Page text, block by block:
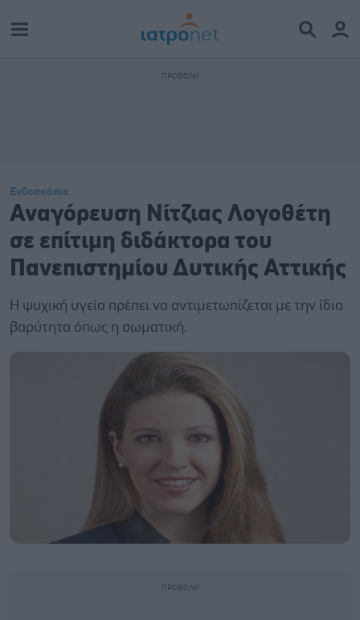
Ενδοσκόπιο
Αναγόρευση Νίτζιας Λογοθέτη
σε επίτιμη διδάκτορα του
Πανεπιστημίου Δυτικής Αττικής
H ψυχική υγεία πρέπει να αντιμετωπίζεται με την ίδια
βαρύτητα όπως η σωματική.